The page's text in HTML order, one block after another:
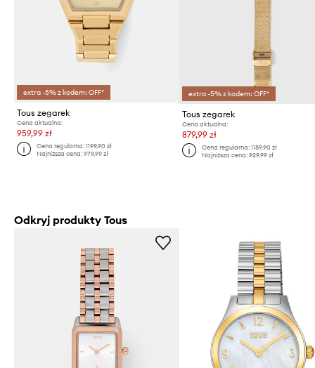
extra -5% z kodem: OFF*
Tous zegarek
Cena aktualna:
959,99 zł
Cena regularna:1199,90 zł
Najniższa cena:979,99 zł
extra -5% z kodem: OFF*
Tous zegarek
Cena aktualna:
879,99 zł
Cena regularna: 1189,90 zł
Najniższa cena: 929,99 zł
Odkryj produkty Tous